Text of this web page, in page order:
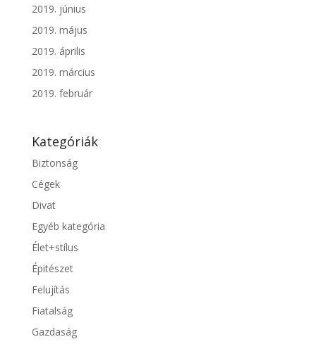
2019. június
2019. május
2019. április
2019. március
2019. február
Kategóriák
Biztonság
Cégek
Divat
Egyéb kategória
Élet+stílus
Épitészet
Felujítás
Fiatalság
Gazdaság